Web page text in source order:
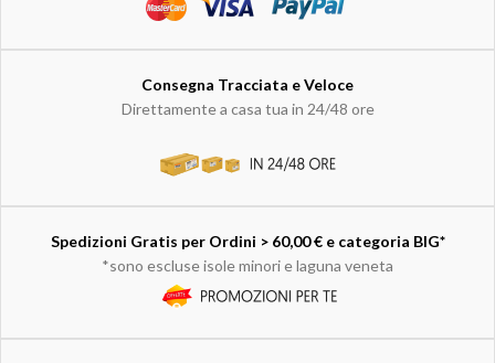
Consegna Tracciata e Veloce
Direttamente a casa tua in 24/48 ore
Spedizioni Gratis per Ordini > 60,00 € e categoria BIG*
*sono escluse isole minori e laguna veneta